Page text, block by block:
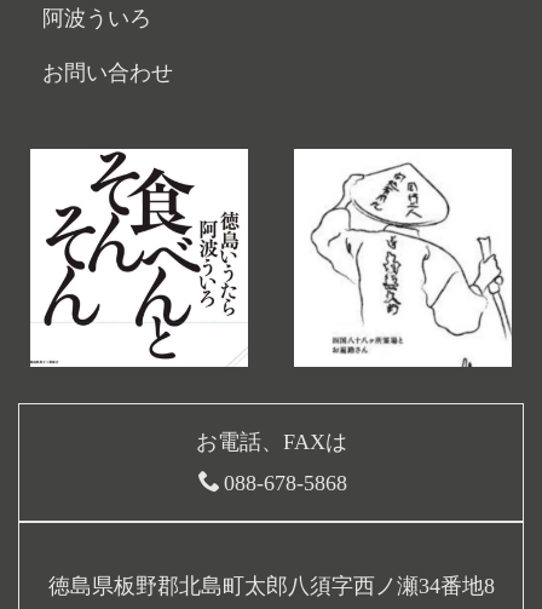
阿波ういろ
お問い合わせ
お電話、FAXは
088-678-5868
徳島県板野郡北島町太郎八須字西ノ瀬34番地8